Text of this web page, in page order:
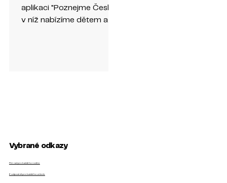
aplikaci "Poznejme Česko",
v níž nabízíme dětem a
Vybrané odkazy
Pět rad pro každého rodiče
6 odpovědí pro každého učitele